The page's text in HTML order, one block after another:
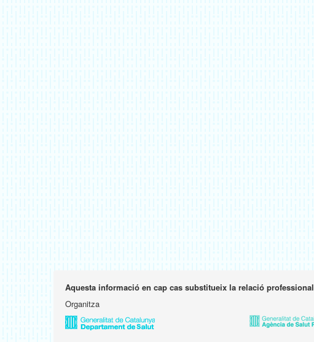
Aquesta informació en cap cas substitueix la relació
Organitza